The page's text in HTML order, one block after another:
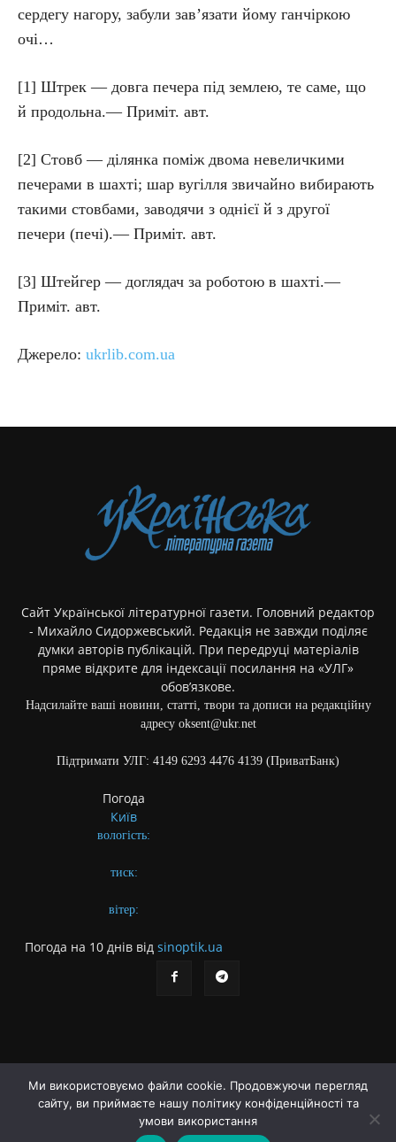
сердегу нагору, забули зав’язати йому ганчіркою
очі…
[1] Штрек — довга печера під землею, те саме, що
й продольна.— Приміт. авт.
[2] Стовб — ділянка поміж двома невеличкими
печерами в шахті; шар вугілля звичайно вибирають
такими стовбами, заводячи з однієї й з другої
печери (печі).— Приміт. авт.
[3] Штейгер — доглядач за роботою в шахті.—
Приміт. авт.
Джерело: ukrlib.com.ua
Сайт Української літературної газети. Головний редактор
- Михайло Сидоржевський. Редакція не завжди поділяє
думки авторів публікацій. При передруці матеріалів
пряме відкрите для індексації посилання на «УЛГ»
обов’язкове.
Надсилайте ваші новини, статті, твори та дописи на редакційну
адресу oksent@ukr.net
Підтримати УЛГ: 4149 6293 4476 4139 (ПриватБанк)
Погода
Київ
вологість:
тиск:
вітер:
Погода на 10 днів від sinoptik.ua
Про газету
Правила користування сайтом
Політика конфіденційності
Ми використовуємо файли cookie. Продовжуючи перегляд
сайту, ви приймаєте нашу політику конфіденційності та
умови використання